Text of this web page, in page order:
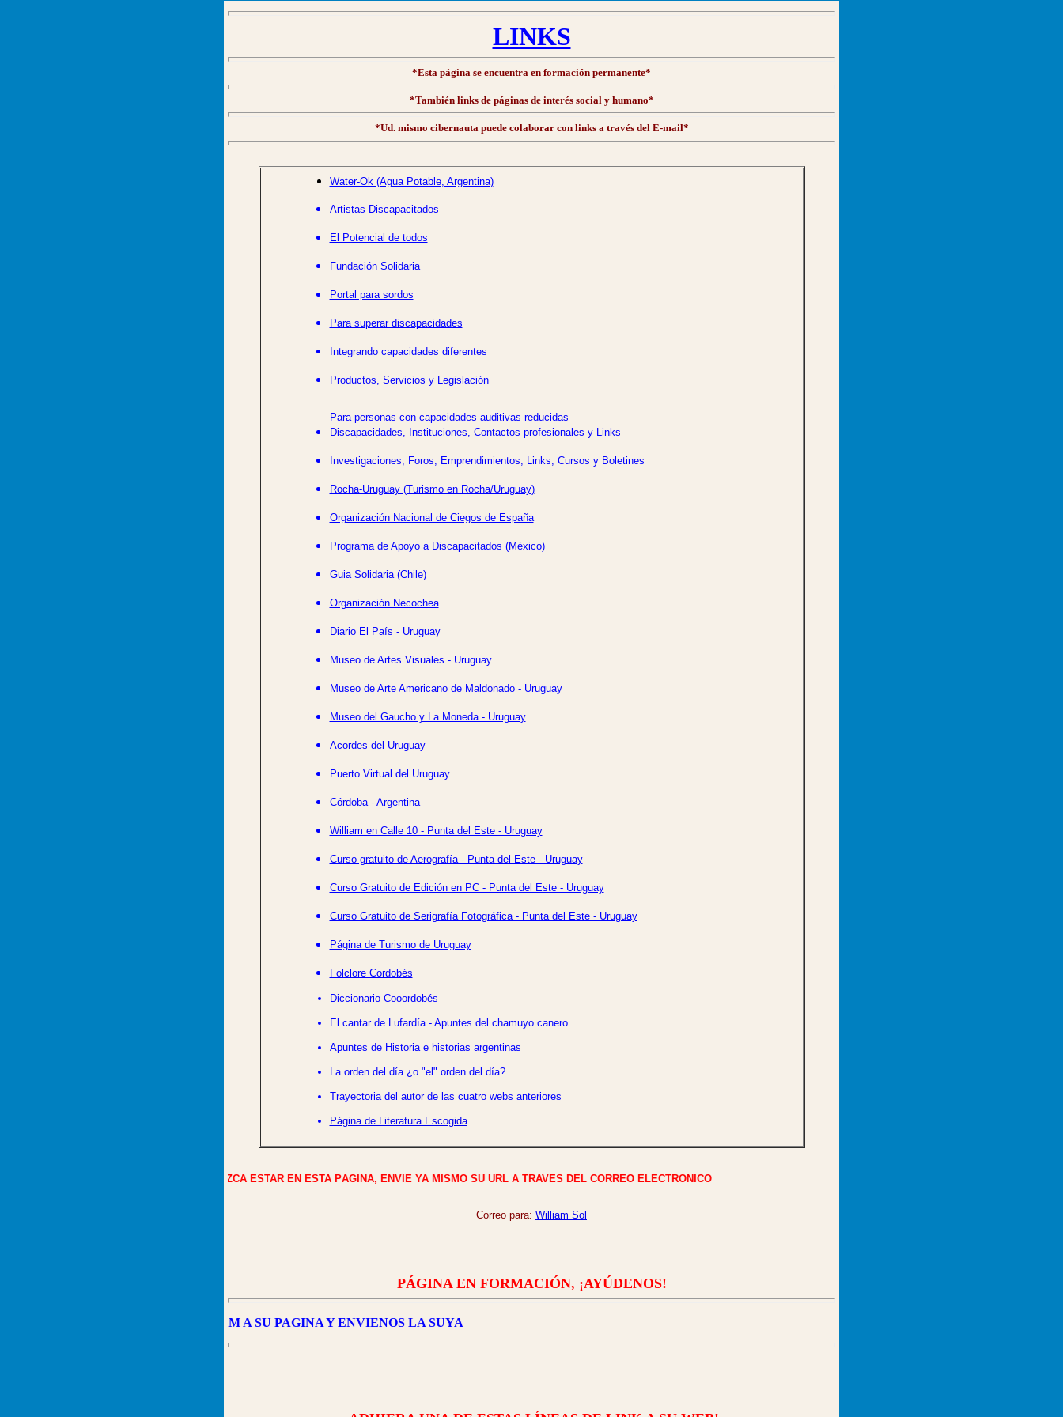
LINKS
*Esta página se encuentra en formación permanente*
*También links de páginas de interés social y humano*
*Ud. mismo cibernauta puede colaborar con links a través del E-mail*
Water-Ok (Agua Potable, Argentina)
Artistas Discapacitados
El Potencial de todos
Fundación Solidaria
Portal para sordos
Para superar discapacidades
Integrando capacidades diferentes
Productos, Servicios y Legislación
Para personas con capacidades auditivas reducidas
Discapacidades, Instituciones, Contactos profesionales y Links
Investigaciones, Foros, Emprendimientos, Links, Cursos y Boletines
Rocha-Uruguay (Turismo en Rocha/Uruguay)
Organización Nacional de Ciegos de España
Programa de Apoyo a Discapacitados (México)
Guia Solidaria (Chile)
Organización Necochea
Diario El País - Uruguay
Museo de Artes Visuales - Uruguay
Museo de Arte Americano de Maldonado - Uruguay
Museo del Gaucho y La Moneda - Uruguay
Acordes del Uruguay
Puerto Virtual del Uruguay
Córdoba - Argentina
William en Calle 10 - Punta del Este - Uruguay
Curso gratuito de Aerografía - Punta del Este - Uruguay
Curso Gratuito de Edición en PC - Punta del Este - Uruguay
Curso Gratuito de Serigrafía Fotográfica - Punta del Este - Uruguay
Página de Turismo de Uruguay
Folclore Cordobés
Diccionario Cooordobés
El cantar de Lufardía - Apuntes del chamuyo canero.
Apuntes de Historia e historias argentinas
La orden del día ¿o "el" orden del día?
Trayectoria del autor de las cuatro webs anteriores
Página de Literatura Escogida
SI CONOCE ALGÚN LINK QUE MEREZCA ESTAR EN ESTA PÁGINA, ENVIE YA MISMO SU URL A TRAVÉS DEL CORREO ELECTRÓNICO
Correo para: William Sol
PÁGINA EN FORMACIÓN, ¡AYÚDENOS!
DE WILLIAM A SU PAGINA Y ENVIENOS LA SUYA